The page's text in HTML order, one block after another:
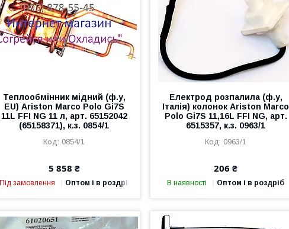
Теплообмінник мідний (ф.у,
EU) Ariston Marco Polo Gi7S
11L FFI NG 11 л, арт. 65152042
(65158371), к.з. 0854/1
0854/1
5 858 ₴
Під замовлення Оптом і в роздріб
Електрод розпалила (ф.у,
Італія) колонок Ariston Marco
Polo Gi7S 11,16L FFI NG, арт.
6515357, к.з. 0963/1
0963/1
206 ₴
В наявності Оптом і в роздріб